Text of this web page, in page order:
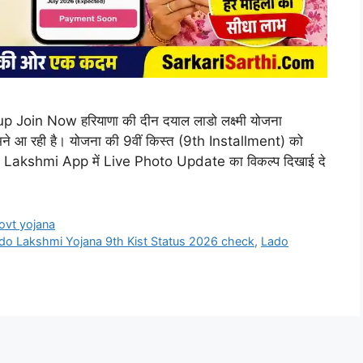
Now हरियाणा की दीन दयाल लाडो लक्ष्मी योजना
आ रही है। योजना की 9वीं किस्त (9th Installment) को
Lakshmi App में Live Photo Update का विकल्प दिखाई दे
yojana
Lakshmi Yojana 9th Kist Status 2026 check, Lado